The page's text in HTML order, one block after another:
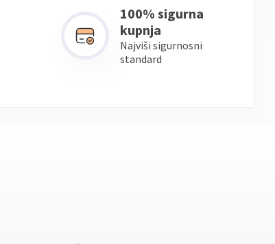
100% sigurna
kupnja
Najviši sigurnosni
standard